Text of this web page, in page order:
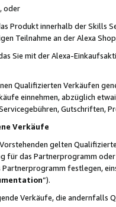
oder
Produkt innerhalb der Skills
Teilnahme an der Alexa
Sie mit der Alexa-
Qualifizierten Verkäufen
einnehmen, abzüglich
Gutschriften,
Verkäufe
gelten
für das Partnerprogramm
festlegen,
“).
Verkäufe, die andernfalls